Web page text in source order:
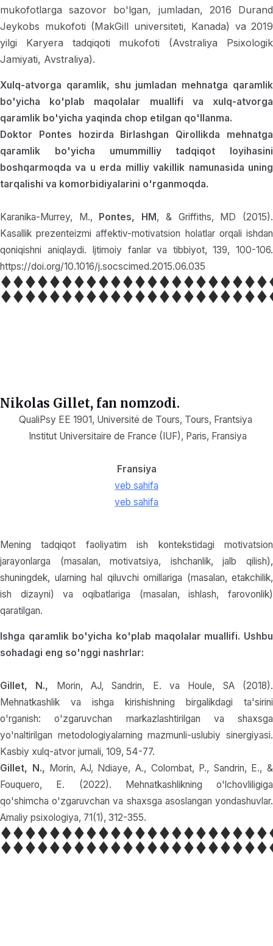
mukofotlarga sazovor bo'lgan, jumladan, 2016 Durand
Jeykobs mukofoti (MakGill universiteti, Kanada) va 2019
yilgi Karyera tadqiqoti mukofoti (Avstraliya Psixologik
Jamiyati, Avstraliya).
Xulq-atvorga qaramlik, shu jumladan mehnatga qaramlik
bo'yicha ko'plab maqolalar muallifi va xulq-atvorga
qaramlik bo'yicha yaqinda chop etilgan qo'llanma.
Doktor Pontes hozirda Birlashgan Qirollikda mehnatga
qaramlik bo'yicha umummilliy tadqiqot loyihasini
boshqarmoqda va u erda milliy vakillik namunasida uning
tarqalishi va komorbidiyalarini o'rganmoqda.
Karanika-Murrey, M., Pontes, HM , & Griffiths, MD (2015).
Kasallik prezenteizmi affektiv-motivatsion holatlar orqali ishdan
qoniqishni aniqlaydi. Ijtimoiy fanlar va tibbiyot, 139, 100-106.
https://doi.org/10.1016/j.socscimed.2015.06.035
Nikolas Gillet, fan nomzodi.
QualiPsy EE 1901, Université de Tours, Tours, Frantsiya
Institut Universitaire de France (IUF), Paris, Fransiya
Fransiya
veb sahifa
veb sahifa
Mening tadqiqot faoliyatim ish kontekstidagi motivatsion
jarayonlarga (masalan, motivatsiya, ishchanlik, jalb qilish),
shuningdek, ularning hal qiluvchi omillariga (masalan, etakchilik,
ish dizayni) va oqibatlariga (masalan, ishlash, farovonlik)
qaratilgan.
Ishga qaramlik bo'yicha ko'plab maqolalar muallifi. Ushbu
sohadagi eng so'nggi nashrlar:
Gillet, N.,
Morin, AJ, Sandrin, E. va Houle, SA (2018).
Mehnatkashlik va ishga kirishishning birgalikdagi ta'sirini
o'rganish: o'zgaruvchan markazlashtirilgan va shaxsga
yo'naltirilgan metodologiyalarning mazmunli-uslubiy sinergiyasi.
Kasbiy xulq-atvor jurnali, 109, 54-77.
Gillet, N., Morin, AJ, Ndiaye, A., Colombat, P., Sandrin, E., &
Fouquero, E. (2022). Mehnatkashlikning o'lchovliligiga
qo'shimcha o'zgaruvchan va shaxsga asoslangan yondashuvlar.
Amaliy psixologiya, 71(1), 312-355.